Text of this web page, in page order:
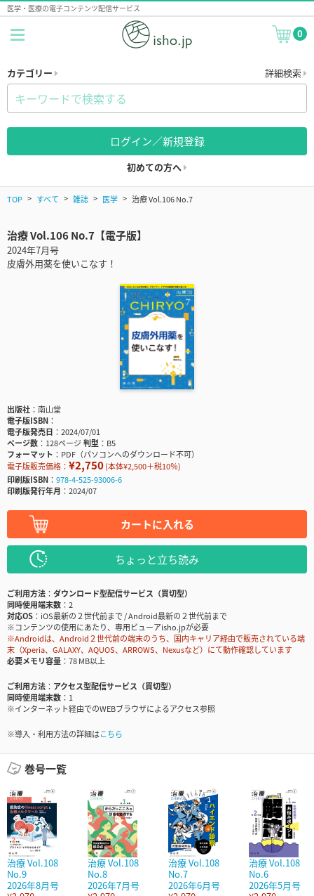
医学・医療の電子コンテンツ配信サービス
0
カテゴリー 詳細検索
ログイン／新規登録
初めての方へ
TOP すべて 雑誌 医学 治療 Vol.106 No.7
治療 Vol.106 No.7【電子版】
2024年7月号
皮膚外用薬を使いこなす！
出版社
南山堂
電子版ISBN
電子版発売日
2024/07/01
ページ数
128ページ判型
B5
フォーマット
PDF（パソコンへのダウンロード不可）
電子版販売価格： ¥2,750(本体¥2,500＋税10％)
印刷版ISBN
978-4-525-93006-6
印刷版発行年月
2024/07
カートに入れる
ちょっと立ち読み
ご利用方法
ダウンロード型配信サービス（買切型）
同時使用端末数
2
対応OS
iOS最新の２世代前まで / Android最新の２世代前まで
※コンテンツの使用にあたり、専用ビューアisho.jpが必要
※Androidは、Android２世代前の端末のうち、国内キャリア経由で販売されている端
末（Xperia、GALAXY、AQUOS、ARROWS、Nexusなど）にて動作確認しています
必要メモリ容量
78 MB以上
ご利用方法
アクセス型配信サービス（買切型）
同時使用端末数
1
※インターネット経由でのWEBブラウザによるアクセス参照
※導入・利用方法の詳細はこちら
巻号一覧
治療 Vol.108
No.9
2026年8月号
治療 Vol.108
No.8
2026年7月号
治療 Vol.108
No.7
2026年6月号
治療 Vol.108
No.6
2026年5月号